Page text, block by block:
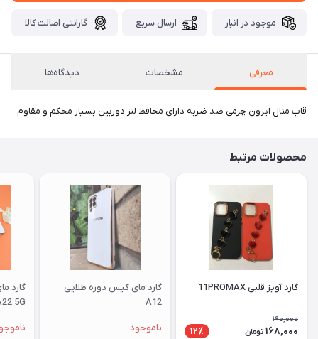
موجود در انبار ارسال سریع گارانتی اصالت کالا
معرفی مشخصات دیدگاه‌ها
قاب متال ایرون چرمی ضد ضربه دارای محافظ لنز دوربین بسیار محکم و مقاوم
محصولات مرتبط
گارد آویز قلبی 11PROMAX
190,000
168,000 تومان 12٪
گارد مای کیس دوره طلایی
A12
ناموجود
گارد
5G